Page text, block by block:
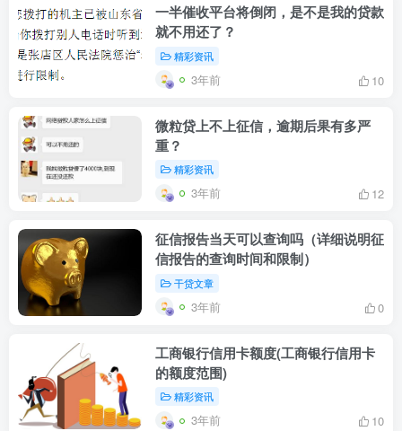
一半催收平台将倒闭，是不是我的贷款
就不用还了？
精彩资讯
3年前 10
微粒贷上不上征信，逾期后果有多严
重？
精彩资讯
3年前 12
征信报告当天可以查询吗（详细说明征
信报告的查询时间和限制）
干贷文章
3年前 0
工商银行信用卡额度(工商银行信用卡
的额度范围)
精彩资讯
3年前 10